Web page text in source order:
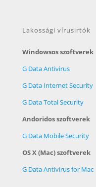
Lakossági vírusirtók
Windowsos szoftverek
G Data Antivirus
G Data Internet Security
G Data Total Security
Andoridos szoftverek
G Data Mobile Security
OS X (Mac) szoftverek
G Data Antivirus for Mac